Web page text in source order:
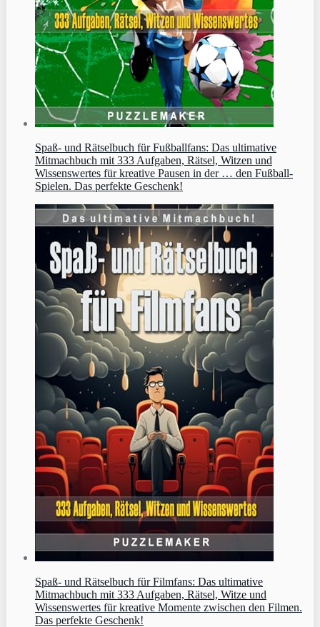
Spaß- und Rätselbuch für Fußballfans: Das ultimative
Mitmachbuch mit 333 Aufgaben, Rätsel, Witzen und
Wissenswertes für kreative Pausen in der … den Fußball-
Spielen. Das perfekte Geschenk!
Spaß- und Rätselbuch für Filmfans: Das ultimative
Mitmachbuch mit 333 Aufgaben, Rätsel, Witze und
Wissenswertes für kreative Momente zwischen den Filmen.
Das perfekte Geschenk!